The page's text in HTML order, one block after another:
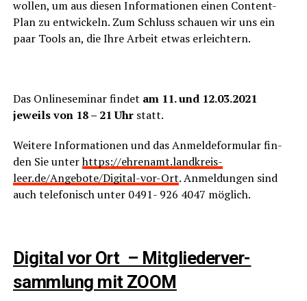
wol­len, um aus die­sen Infor­ma­tio­nen einen Con­tent-
Plan zu ent­wi­ckeln. Zum Schluss schau­en wir uns ein
paar Tools an, die Ihre Arbeit etwas erleichtern.
Das Online­se­mi­nar fin­det am 11. und 12.03.2021
jeweils von 18 – 21 Uhr statt.
Wei­te­re Infor­ma­tio­nen und das Anmel­de­for­mu­lar fin­
den Sie unterhttps://ehrenamt.landkreis-
leer.de/Angebote/Digital-vor-Ort. Anmel­dun­gen sind
auch tele­fo­nisch unter 0491- 926 4047 möglich.
Digi­tal vor Ort – Mit­glie­der­ver­
samm­lung mit ZOOM